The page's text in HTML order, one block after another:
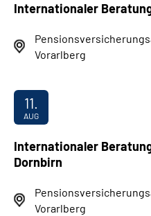
Internationaler
Vorarlberg
Internationaler
Dornbirn
Vorarlberg
11.
AUG